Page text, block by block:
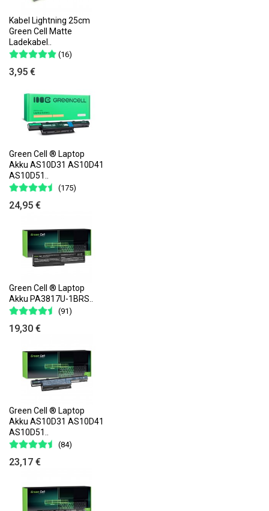
Kabel Lightning 25cm
Green Cell Matte
Ladekabel..
(16)
3,95 €
Green Cell ® Laptop
Akku AS10D31 AS10D41
AS10D51..
(175)
24,95 €
Green Cell ® Laptop
Akku PA3817U-1BRS..
(91)
19,30 €
Green Cell ® Laptop
Akku AS10D31 AS10D41
AS10D51..
(84)
23,17 €